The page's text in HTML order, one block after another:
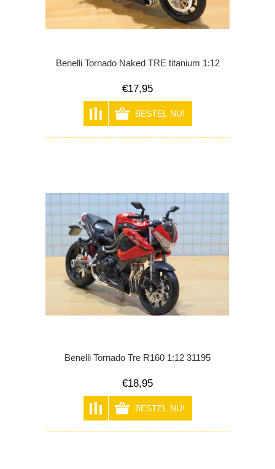
Benelli Tornado Naked TRE titanium 1:12
€17,95
Benelli Tornado Tre R160 1:12 31195
€18,95